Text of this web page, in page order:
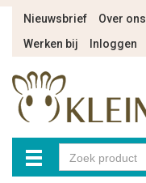
Nieuwsbrief Over ons
Werken bij
Inloggen